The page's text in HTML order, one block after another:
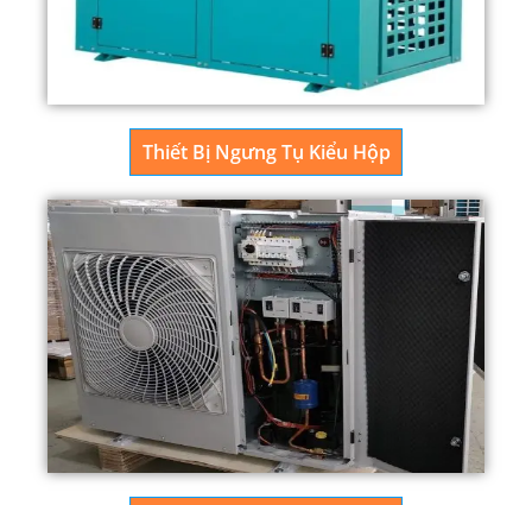
Thiết Bị Ngưng Tụ Kiểu Hộp